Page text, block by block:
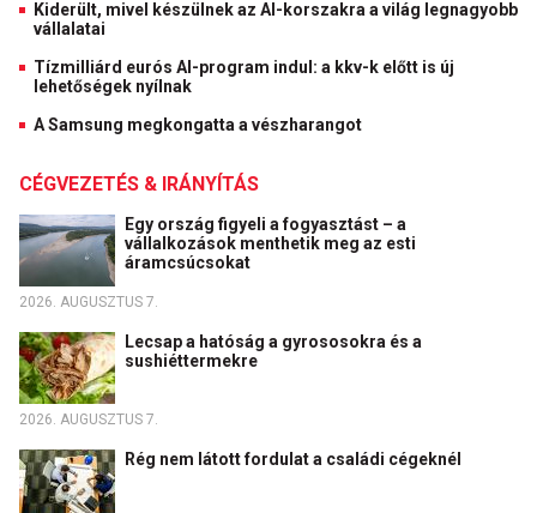
Kiderült, mivel készülnek az AI-korszakra a világ legnagyobb
vállalatai
Tízmilliárd eurós AI-program indul: a kkv-k előtt is új
lehetőségek nyílnak
A Samsung megkongatta a vészharangot
CÉGVEZETÉS & IRÁNYÍTÁS
Egy ország figyeli a fogyasztást – a
vállalkozások menthetik meg az esti
áramcsúcsokat
2026. AUGUSZTUS 7.
Lecsap a hatóság a gyrososokra és a
sushiéttermekre
2026. AUGUSZTUS 7.
Rég nem látott fordulat a családi cégeknél